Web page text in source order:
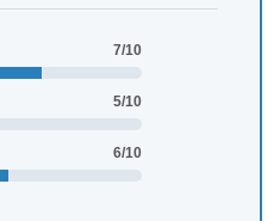
7/10
5/10
6/10